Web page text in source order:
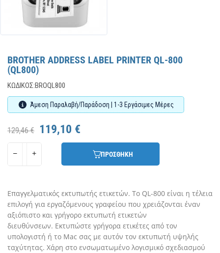
BROTHER ADDRESS LABEL PRINTER QL-800
(QL800)
ΚΩΔΙΚΌΣ:BROQL800
Άμεση Παραλαβή/Παράδοση | 1-3 Εργάσιμες Μέρες
129,46 € 119,10 €
ΠΡΟΣΘΗΚΗ
Επαγγελματικός εκτυπωτής ετικετών. Το QL-800 είναι η τέλεια
επιλογή για εργαζόμενους γραφείου που χρειάζονται έναν
αξιόπιστο και γρήγορο εκτυπωτή ετικετών
διευθύνσεων. Εκτυπώστε γρήγορα ετικέτες από τον
υπολογιστή ή το Mac σας με αυτόν τον εκτυπωτή υψηλής
ταχύτητας. Χάρη στο ενσωματωμένο λογισμικό σχεδιασμού